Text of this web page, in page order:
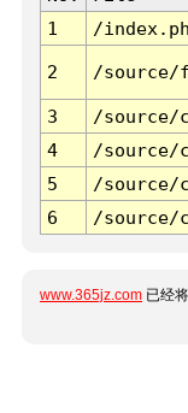
1
/
2 /source/
3 /source/
4
/source/
5
/source/
6
/source/
www.365jz.com 已经